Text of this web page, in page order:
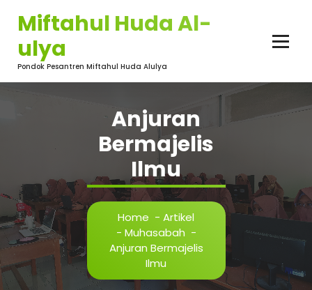
contentMiftahul Huda Al-
ulya
Pondok Pesantren Miftahul Huda Alulya
Anjuran
Bermajelis
Ilmu
Home - Artikel
- Muhasabah -
Anjuran Bermajelis
Ilmu